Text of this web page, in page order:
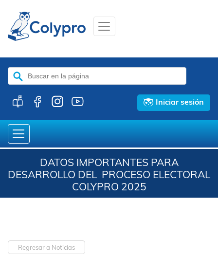
Buscar:
Iniciar sesión
DATOS IMPORTANTES PARA
DESARROLLO DEL PROCESO ELECTORAL
COLYPRO 2025
Regresar a Noticias